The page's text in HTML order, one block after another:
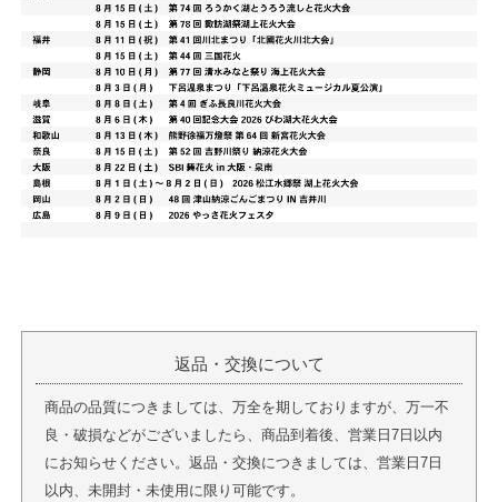
返品・交換について
商品の品質につきましては、万全を期しておりますが、万一不
良・破損などがございましたら、商品到着後、営業日7日以内
にお知らせください。返品・交換につきましては、営業日7日
以内、未開封・未使用に限り可能です。